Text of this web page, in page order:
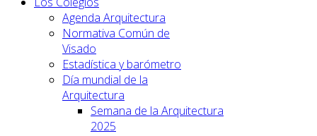
Agenda Arquitectura
Normativa Común de
Visado
Estadística y barómetro
Día mundial de la
Arquitectura
Semana de la Arquitectura
2025